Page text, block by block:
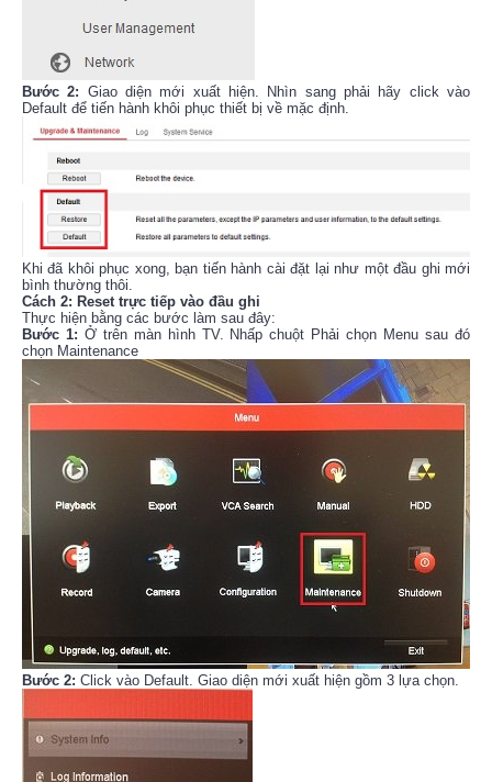
Bước 2: Giao diện mới xuất hiện. Nhìn sang phải hãy click vào
Default để tiến hành khôi phục thiết bị về mặc định.
Khi đã khôi phục xong, bạn tiến hành cài đặt lại như một đầu ghi mới
bình thường thôi.
Cách 2: Reset trực tiếp vào đầu ghi
Thực hiện bằng các bước làm sau đây:
Bước 1: Ở trên màn hình TV. Nhấp chuột Phải chọn Menu sau đó
chọn Maintenance
Bước 2: Click vào Default. Giao diện mới xuất hiện gồm 3 lựa chọn.